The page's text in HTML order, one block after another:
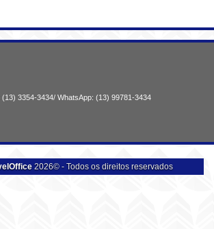
3354-3434/ WhatsApp: (13) 99781-3434
2026© - Todos os direitos reservados